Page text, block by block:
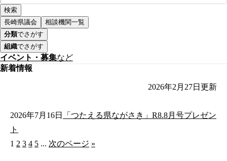
長崎県議会
相談機関一覧
分類でさがす
組織でさがす
イベント・募集など
新着情報
2026年2月27日 更新
2026年7月16日
「つたえる県ながさき」R8.8月号プレゼン
ト
1 2 3 4 5 ... 次のページ »